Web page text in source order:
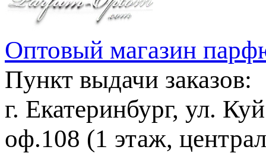
Оптовый магазин
Пункт выдачи заказов:
г. Екатеринбург, ул.
оф.108 (1 этаж,